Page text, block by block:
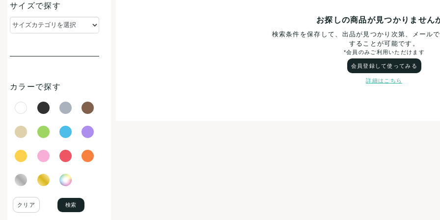
サイズで探す
カラーで探す
クリア 検索
お探しの商品が見つかりません
検索条件を保存して、出品が見つかり次第、メール
することが可能です。
*会員のみご利用いただけます
会員登録して使ってみる
詳細はこちら